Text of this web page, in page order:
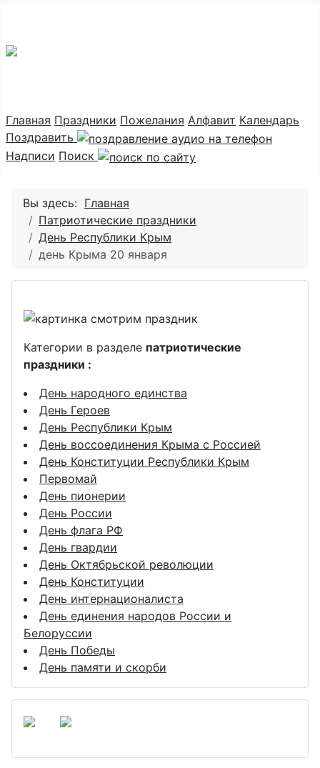
Главная Праздники Пожелания Алфавит Календарь
Поздравить
Надписи Поиск
Вы здесь: Главная
Патриотические праздники
День Республики Крым
день Крыма 20 января
Категории в разделе патриотические
праздники :
День народного единства
День Героев
День Республики Крым
День воссоединения Крыма с Россией
День Конституции Республики Крым
Первомай
День пионерии
День России
День флага РФ
День гвардии
День Октябрьской революции
День Конституции
День интернационалиста
День единения народов России и
Белоруссии
День Победы
День памяти и скорби